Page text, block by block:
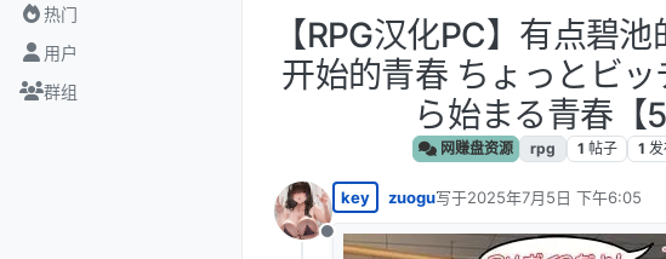
热门
用户
群组
【RPG汉化PC】有点碧
开始的青春 ちょっとビ
ら始まる青春【
网赚盘资源 rpg 1 帖子 1
离线
key zuogu写于2025年7月5日 下午6:05
最后由 编辑